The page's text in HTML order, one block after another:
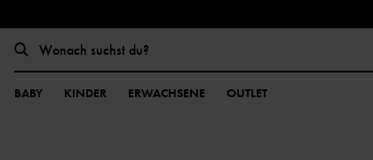
BABY KINDER ERWACHSENE OUTLET